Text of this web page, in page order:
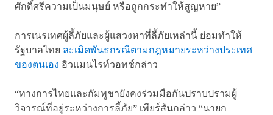
ศักดิ์ศรีความเป็นมนุษย์ หรือถูกกระทำให้สูญหาย”
การเนรเทศผู้ลี้ภัยและผู้แสวงหาที่ลี้ภัยเหล่านี้ ย่อมทำให้
รัฐบาลไทย ละเมิดพันธกรณีตามกฎหมายระหว่างประเทศ
ของตนเอง ฮิวแมนไรท์วอทช์กล่าว
“ทางการไทยและกัมพูชายังคงร่วมมือกันปราบปรามผู้
วิจารณ์ที่อยู่ระหว่างการลี้ภัย” เพียร์สันกล่าว “นายก